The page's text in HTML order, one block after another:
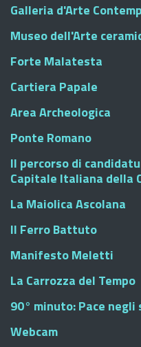
Galleria d'Arte
Museo dell'Arte
Forte Malatesta
Cartiera Papale
Area Archeologica
Ponte Romano
Il percorso di
Capitale Italiana della
La Maiolica Ascolana
Il Ferro Battuto
Manifesto Meletti
La Carrozza del Tempo
90° minuto: Pace negli
Webcam